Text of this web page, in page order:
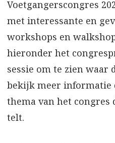
Voetgangerscongres
met interessante en
workshops en
hieronder het
sessie om te zien waar
bekijk meer informatie
thema van het congres
telt.